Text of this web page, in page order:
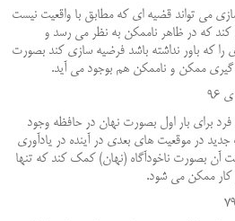
می تواند قضیه ای که مطابق با واقعیت نیست
کند که در ظاهر ناممکن به نظر می رسد و
که باور نداشته باشد فرضیه سازی کند بصورت
ممکن و ناممکن هم بوجود می آید.
برای بار اول بصورت نهان در حافظه وجود
جدید در موقعیت های بعدی در آینده در یادآوری
آن بصورت ناخودآگاه (نهان) کمک کند که تنها
کار ممکن می شود.